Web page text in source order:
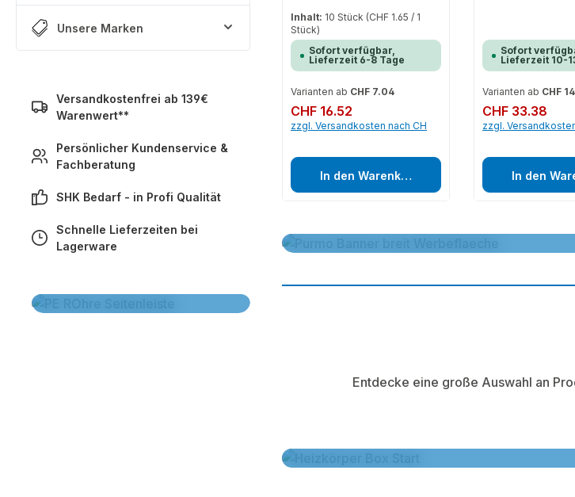
Unsere Marken
Versandkostenfrei ab 139€
Warenwert**
Persönlicher Kundenservice &
Fachberatung
SHK Bedarf - in Profi Qualität
Schnelle Lieferzeiten bei
Lagerware
PE-Rohre - Jetzt endecken
PE-Rohre - Jetzt
Inhalt: 10 Stück (CHF 1.65 / 1
Stück)
Sofort verfügbar,
Lieferzeit 6-8 Tage
Varianten ab CHF 7.04
Regulärer Preis:
CHF 16.52
zzgl. Versandkosten nach CH
In den Warenkorb
Sofort
Lieferzeit 10-
Varianten ab CHF
Regulärer Preis:
CHF 33.38
zzgl.
In den
Entdecke das Heizkörpersortiment von Purmo
Entdecke eine große Auswahl an
Heizkörper Sortiment entdecken